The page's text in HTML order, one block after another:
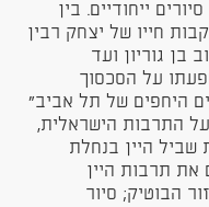
ייחודיים. בין
חייו של יצחק רבין
בן גוריון ועד
על הסכסוך
היחפים של תל אביב"
התרבות הישראלית,
שביל היין בנחלת
את תרבות היין
הבוטיק; סיור